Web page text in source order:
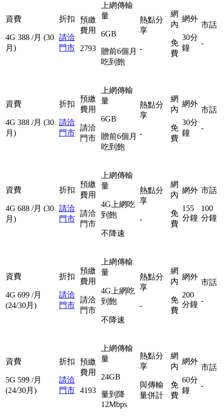
資費
4G 388 /月 (30
月)
折扣
請洽
門市
預繳
費用
2793
上網傳輸
量
6GB
贈前6個月
吃到飽
熱點分
享
-
網
內
免
費
網外
30分
鐘
市話
-
資費
4G 388 /月 (30
月)
折扣
請洽
門市
預繳
費用
請洽
門市
上網傳輸
量
6GB
贈前6個月
吃到飽
熱點分
享
-
網
內
免
費
網外
30分
鐘
市話
-
資費
4G 688 /月 (30
月)
折扣
請洽
門市
預繳
費用
請洽
門市
上網傳輸
量
4G上網吃
到飽
不降速
熱點分
享
-
網
內
免
費
網外
155
分鐘
市話
100
分鐘
資費
4G 699 /月
(24/30月)
折扣
請洽
門市
預繳
費用
請洽
門市
上網傳輸
量
4G上網吃
到飽
不降速
熱點分
享
-
網
內
免
費
網外
200
分鐘
市話
-
資費
5G 599 /月
(24/30月)
折扣
請洽
門市
預繳
費用
4193
上網傳輸
量
24GB
量到降
12Mbps
熱點分
享
與傳輸
量併計
網
內
免
費
網外
60分
鐘
市話
-